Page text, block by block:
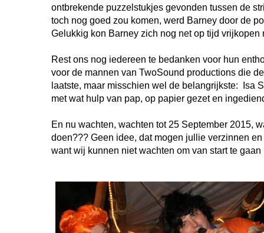
ontbrekende puzzelstukjes gevonden tussen de
toch nog goed zou komen, werd Barney door de
Gelukkig kon Barney zich nog net op tijd
Rest ons nog iedereen te bedanken voor hun
voor de mannen van TwoSound productions die
laatste, maar misschien wel de belangrijkste: Isa
met wat hulp van pap, op papier gezet en
En nu wachten, wachten tot 25 September 2015,
doen??? Geen idee, dat mogen jullie verzinnen
want wij kunnen niet wachten om van start te